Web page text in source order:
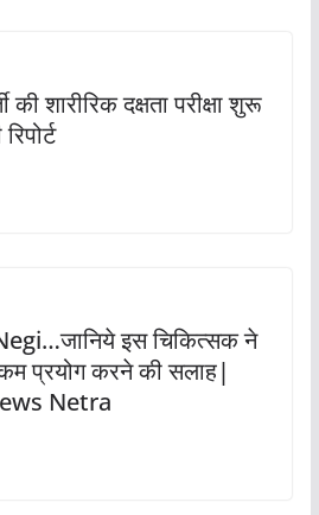
शारीरिक दक्षता परीक्षा शुरू
इस चिकित्सक ने
कम प्रयोग करने की सलाह|
Netra